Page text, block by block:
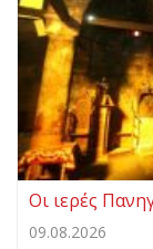
Οι ιερές
09.08.2026